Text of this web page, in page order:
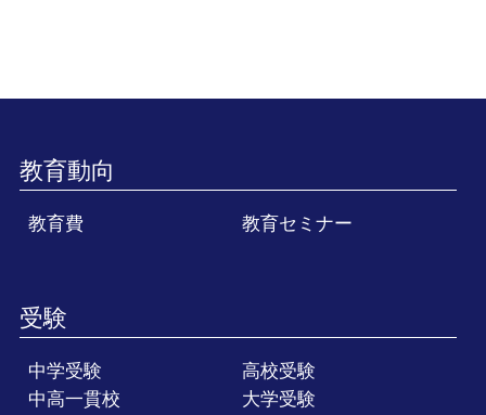
教育動向
教育費 教育セミナー
受験
中学受験
高校受験
中高一貫校
大学受験